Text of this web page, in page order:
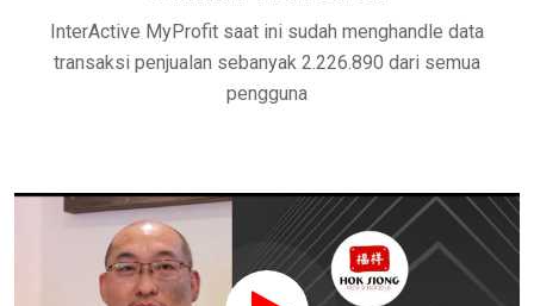
InterActive MyProfit saat ini sudah menghandle data
transaksi penjualan sebanyak 2.226.890 dari semua
pengguna